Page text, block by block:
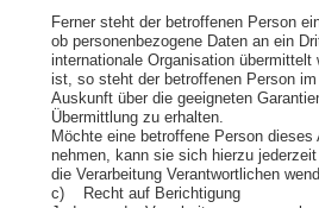
Ferner steht der betroffenen Person
ob personenbezogene Daten an ein
internationale Organisation übermittelt
ist, so steht der betroffenen Person im
Auskunft über die geeigneten
Übermittlung zu erhalten.
Möchte eine betroffene Person
nehmen, kann sie sich hierzu
die Verarbeitung Verantwortlichen
c) Recht auf Berichtigung